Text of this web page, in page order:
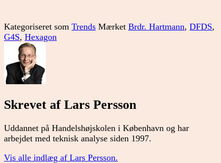
Kategoriseret som Trends Mærket Brdr. Hartmann, DFDS,
G4S, Hexagon
Skrevet af Lars Persson
Uddannet på Handelshøjskolen i København og har
arbejdet med teknisk analyse siden 1997.
Vis alle indlæg af Lars Persson.